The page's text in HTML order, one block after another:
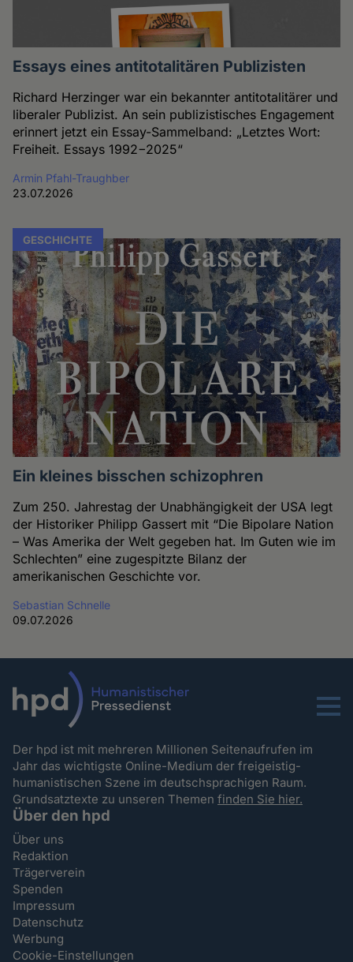
Essays eines antitotalitären Publizisten
Richard Herzinger war ein bekannter antitotalitärer und
liberaler Publizist. An sein publizistisches Engagement
erinnert jetzt ein Essay-Sammelband: „Letztes Wort:
Freiheit. Essays 1992−2025“
Armin Pfahl-Traughber
23.07.2026
GESCHICHTE
Ein kleines bisschen schizophren
Zum 250. Jahrestag der Unabhängigkeit der USA legt
der Historiker Philipp Gassert mit “Die Bipolare Nation
– Was Amerika der Welt gegeben hat. Im Guten wie im
Schlechten” eine zugespitzte Bilanz der
amerikanischen Geschichte vor.
Sebastian Schnelle
09.07.2026
Menu
Der hpd ist mit mehreren Millionen Seitenaufrufen im
Jahr das wichtigste Online-Medium der freigeistig-
humanistischen Szene im deutschsprachigen Raum.
Grundsatztexte zu unseren Themenfinden Sie hier.
Über den hpd
Über uns
Redaktion
Trägerverein
Spenden
Impressum
Datenschutz
Werbung
Cookie-Einstellungen